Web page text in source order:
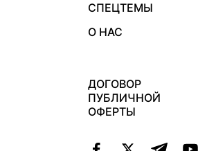
СПЕЦТЕМЫ
О НАС
ДОГОВОР
ПУБЛИЧНОЙ
ОФЕРТЫ